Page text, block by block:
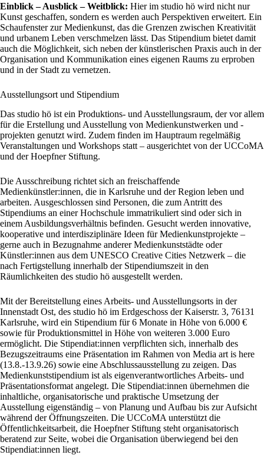
Einblick – Ausblick – Weitblick: Hier im studio hö wird nicht nur
Kunst geschaffen, sondern es werden auch Perspektiven erweitert. Ein
Schaufenster zur Medienkunst, das die Grenzen zwischen Kreativität
und urbanem Leben verschmelzen lässt. Das Stipendium bietet damit
auch die Möglichkeit, sich neben der künstlerischen Praxis auch in der
Organisation und Kommunikation eines eigenen Raums zu erproben
und in der Stadt zu vernetzen.
Ausstellungsort und Stipendium
Das studio hö ist ein Produktions- und Ausstellungsraum, der vor allem
für die Erstellung und Ausstellung von Medienkunstwerken und -
projekten genutzt wird. Zudem finden im Hauptraum regelmäßig
Veranstaltungen und Workshops statt – ausgerichtet von der UCCoMA
und der Hoepfner Stiftung.
Die Ausschreibung richtet sich an freischaffende
Medienkünstler:innen, die in Karlsruhe und der Region leben und
arbeiten. Ausgeschlossen sind Personen, die zum Antritt des
Stipendiums an einer Hochschule immatrikuliert sind oder sich in
einem Ausbildungsverhältnis befinden. Gesucht werden innovative,
kooperative und interdisziplinäre Ideen für Medienkunstprojekte –
gerne auch in Bezugnahme anderer Medienkunststädte oder
Künstler:innen aus dem UNESCO Creative Cities Netzwerk – die
nach Fertigstellung innerhalb der Stipendiumszeit in den
Räumlichkeiten des studio hö ausgestellt werden.
Mit der Bereitstellung eines Arbeits- und Ausstellungsorts in der
Innenstadt Ost, des studio hö im Erdgeschoss der Kaiserstr. 3, 76131
Karlsruhe, wird ein Stipendium für 6 Monate in Höhe von 6.000 €
sowie für Produktionsmittel in Höhe von weiteren 3.000 Euro
ermöglicht. Die Stipendiat:innen verpflichten sich, innerhalb des
Bezugszeitraums eine Präsentation im Rahmen von Media art is here
(13.8.-13.9.26) sowie eine Abschlussausstellung zu zeigen. Das
Medienkunststipendium ist als eigenverantwortliches Arbeits- und
Präsentationsformat angelegt. Die Stipendiat:innen übernehmen die
inhaltliche, organisatorische und praktische Umsetzung der
Ausstellung eigenständig – von Planung und Aufbau bis zur Aufsicht
während der Öffnungszeiten. Die UCCoMA unterstützt die
Öffentlichkeitsarbeit, die Hoepfner Stiftung steht organisatorisch
beratend zur Seite, wobei die Organisation überwiegend bei den
Stipendiat:innen liegt.